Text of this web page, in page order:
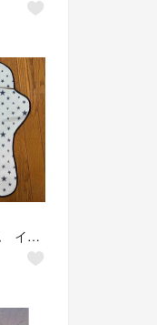
ギュットクルーム インナーシート 前用 星柄